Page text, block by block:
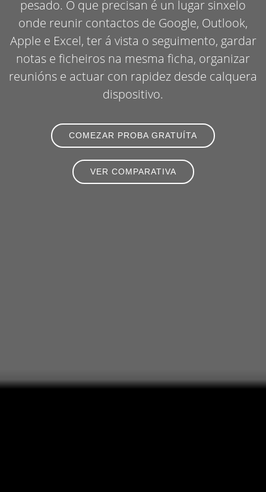
pesado. O que precisan é un lugar sinxelo
onde reunir contactos de Google, Outlook,
Apple e Excel, ter á vista o seguimento, gardar
notas e ficheiros na mesma ficha, organizar
reunións e actuar con rapidez desde calquera
dispositivo.
COMEZAR PROBA GRATUÍTA
VER COMPARATIVA